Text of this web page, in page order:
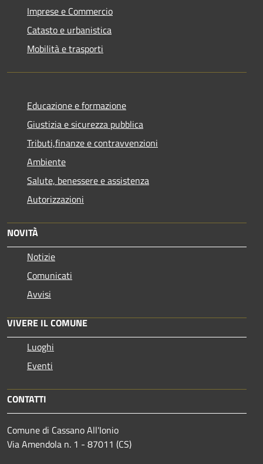
Imprese e Commercio
Catasto e urbanistica
Mobilità e trasporti
Educazione e formazione
Giustizia e sicurezza pubblica
Tributi,finanze e contravvenzioni
Ambiente
Salute, benessere e assistenza
Autorizzazioni
NOVITÀ
Notizie
Comunicati
Avvisi
VIVERE IL COMUNE
Luoghi
Eventi
CONTATTI
Comune di Cassano All'Ionio
Via Amendola n. 1 - 87011 (CS)